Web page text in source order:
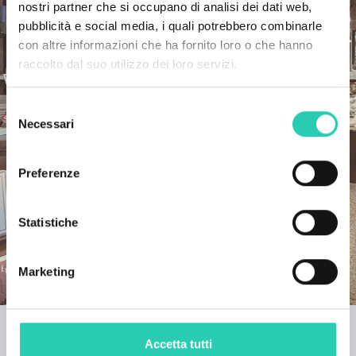
nostri partner che si occupano di analisi dei dati web,
pubblicità e social media, i quali potrebbero combinarle
con altre informazioni che ha fornito loro o che hanno
raccolto dal suo utilizzo dei loro servizi.
Selezione
delNecessari
Preferenze
Statistiche
Marketing
Accetta tutti
EPISKOP
Serie di tavole rotonde, conferenze, presentazioni di